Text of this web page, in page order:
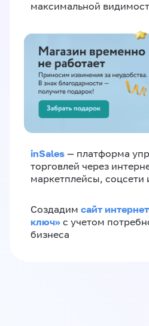
максимальной
inSales — платформа
торговлей через
маркетплейсы,
Создадим сайт
ключ» с учетом
бизнеса